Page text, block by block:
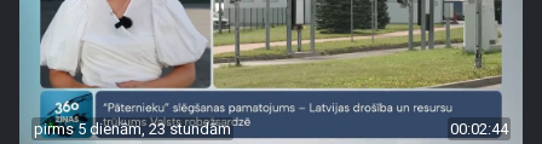
pirms 5 dienām, 23 stundām 00:02:44